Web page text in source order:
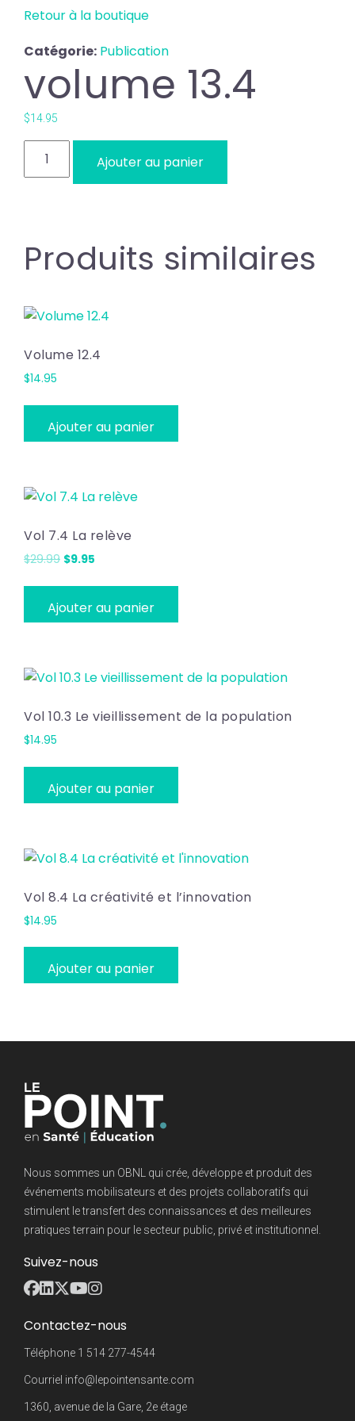
Retour à la boutique
Catégorie: Publication
volume 13.4
$14.95
Quantité
Ajouter au panier
Produits similaires
Volume 12.4
$14.95
Ajouter au panier
Vol 7.4 La relève
$29.99 Le
initial
était :
$29.99.
$9.95
actuel
est :
$9.95.
Ajouter au panier
Vol 10.3 Le vieillissement de la population
$14.95
Ajouter au panier
Vol 8.4 La créativité et l’innovation
$14.95
Ajouter au panier
Nous sommes un OBNL qui crée, développe et produit des
événements mobilisateurs et des projets collaboratifs qui
stimulent le transfert des connaissances et des meilleures
pratiques terrain pour le secteur public, privé et institutionnel.
Suivez-nous
Contactez-nous
Téléphone 1 514 277-4544
Courriel info@lepointensante.com
1360, avenue de la Gare, 2e étage